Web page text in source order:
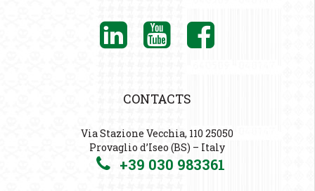
CONTACTS
Via Stazione Vecchia, 110 25050
Provaglio d’Iseo (BS) – Italy
+39 030 983361